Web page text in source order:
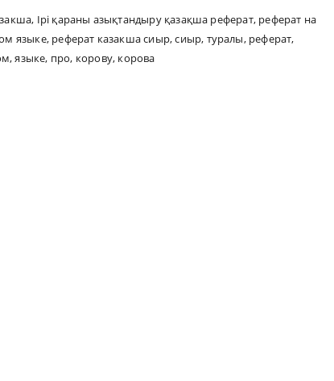
, Ірі қараны азықтандыру қазақша реферат, реферат на
языке, реферат казакша сиыр,сиыр, туралы, реферат,
,языке, про, корову, корова